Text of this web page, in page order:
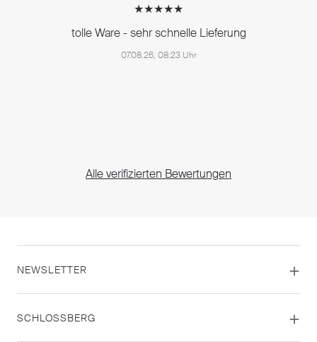
★★★★★
tolle Ware - sehr schnelle Lieferung
07.08.26, 08:23 Uhr
Alle verifizierten Bewertungen
NEWSLETTER
SCHLOSSBERG